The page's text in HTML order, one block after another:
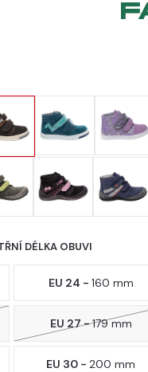
DÉLKA OBUVI
EU 24 - 160 mm
EU 27 -179 mm
EU 30 -200 mm